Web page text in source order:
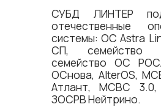
СУБД ЛИНТЕР
отечественные
системы: ОС Astra
СП, семейство
семейство ОС
ОСнова, AlterOS,
Атлант, МСВС
ЗОСРВ Нейтрино.